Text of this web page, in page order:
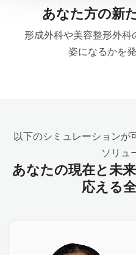
あなた方の新
形成外科や美容整形外
姿になるかを
以下のシミュレーションが
ソリュ
あなたの現在と未
応える